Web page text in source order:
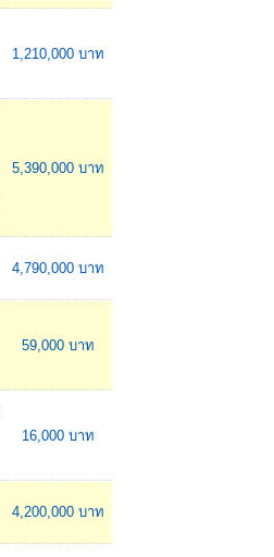
1,210,000 บาท
5,390,000 บาท
4,790,000 บาท
59,000 บาท
16,000 บาท
4,200,000 บาท